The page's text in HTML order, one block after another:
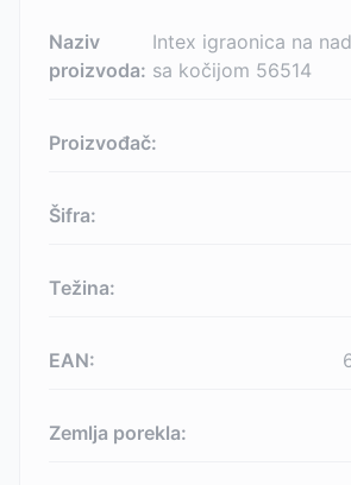
Naziv
proizvoda:
Intex igraonica na
sa kočijom 56514
Proizvođač:
Šifra:
Težina:
EAN:
Zemlja porekla: